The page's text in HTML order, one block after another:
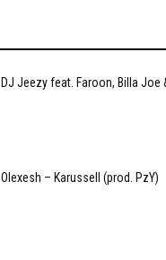
DJ Jeezy feat. Faroon, Billa Joe
Olexesh – Karussell (prod. PzY)